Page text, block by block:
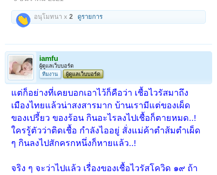
อนุโมทนา x2 ดูรายการ
iamfu
ผู้ดูแลเว็บบอร์ด
ทีมงาน
ผู้ดูแลเว็บบอร์ด
แต่ก็อย่างที่เคยบอกเอาไว้ก็คือว่า เชื้อไวรัสมาถึง
เมืองไทยแล้วน่าสงสารมาก บ้านเรามีแต่ของเผ็ด
ของเปรี้ยว ของร้อน กินอะไรลงไปเชื้อก็ตายหมด..!
ใครรู้ตัวว่าติดเชื้อ กำลังไออยู่ สั่งแม่ค้าตำส้มตำเผ็ด
ๆ กินลงไปสักครกหนึ่งก็หายแล้ว..!
จริง ๆ จะว่าไปแล้ว เรื่องของเชื้อไวรัสโควิด ๑๙ ถ้า